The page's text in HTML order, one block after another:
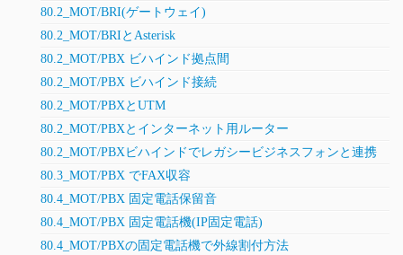
80.2_MOT/BRI(ゲートウェイ)
80.2_MOT/BRIとAsterisk
80.2_MOT/PBX ビハインド拠点間
80.2_MOT/PBX ビハインド接続
80.2_MOT/PBXとUTM
80.2_MOT/PBXとインターネット用ルーター
80.2_MOT/PBXビハインドでレガシービジネスフォンと連携
80.3_MOT/PBX でFAX収容
80.4_MOT/PBX 固定電話保留音
80.4_MOT/PBX 固定電話機(IP固定電話)
80.4_MOT/PBXの固定電話機で外線割付方法